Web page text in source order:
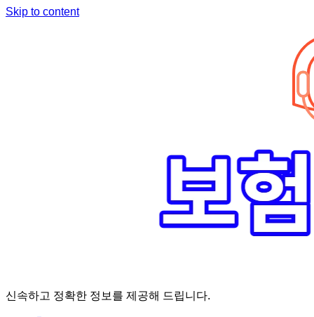
Skip to content
신속하고 정확한 정보를 제공해 드립니다.